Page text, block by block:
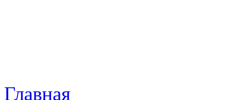
Главная